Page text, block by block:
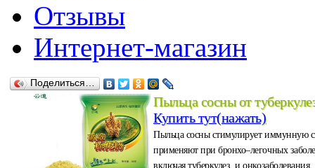
Отзывы
Интернет-магазин
Поделиться…
Пыльца сосны от
Купить тут(нажать)
Пыльца сосны стимулирует иммунную
применяют при бронхо–легочных
включая туберкулез, и онкозаболевания.